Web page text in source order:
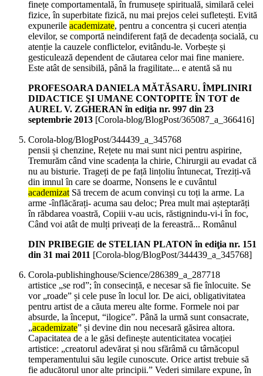
finețe comportamentală, în frumusețe spirituală, similară celei
fizice, în superbitate fizică, nu mai prejos celei sufletești. Evită
expunerile academizate, pentru a concentra și cuceri atenția
elevilor, se comportă neindiferent față de decadența socială, cu
atenție la cauzele conflictelor, evitându-le. Vorbește și
gesticulează dependent de căutarea celor mai fine maniere.
Este atât de sensibilă, până la fragilitate... e atentă să nu
PROFESOARA DANIELA MĂTĂSARU. ÎMPLINIRI
DIDACTICE ŞI UMANE CONTOPITE ÎN TOT de
AUREL V. ZGHERAN în ediţia nr. 997 din 23
septembrie 2013 [Corola-blog/BlogPost/365087_a_366416]
Corola-blog/BlogPost/344439_a_345768
pensii și chenzine, Rețete nu mai sunt nici pentru aspirine,
Tremurăm când vine scadența la chirie, Chirurgii au evadat că
nu au bisturie. Trageți de pe față lințoliu întunecat, Treziți-vă
din imnul în care se doarme, Nonsens le e cuvântul
academizatSă trecem de acum convinși cu toți la arme. La
arme -înflăcărați- acuma sau deloc; Prea mult mai așteptarăți
în răbdarea voastră, Copiii v-au ucis, răstignindu-vi-i în foc,
Când voi atât de mulți priveați de la fereastră... Românul
DIN PRIBEGIE de STELIAN PLATON în ediţia nr. 151
din 31 mai 2011 [Corola-blog/BlogPost/344439_a_345768]
Corola-publishinghouse/Science/286389_a_287718
artistice „se rod”; în consecință, e necesar să fie înlocuite. Se
vor „roade” și cele puse în locul lor. De aici, obligativitatea
pentru artist de a căuta mereu alte forme. Formele noi par
absurde, la început, “ilogice”. Până la urmă sunt consacrate,
„academizate” și devine din nou necesară găsirea altora.
Capacitatea de a le găsi definește autenticitatea vocației
artistice: „creatorul adevărat și nou sfărâmă cu târnăcopul
temperamentului său legile cunoscute. Orice artist trebuie să
fie aducătorul unor alte principii.” Vederi similare expune, în